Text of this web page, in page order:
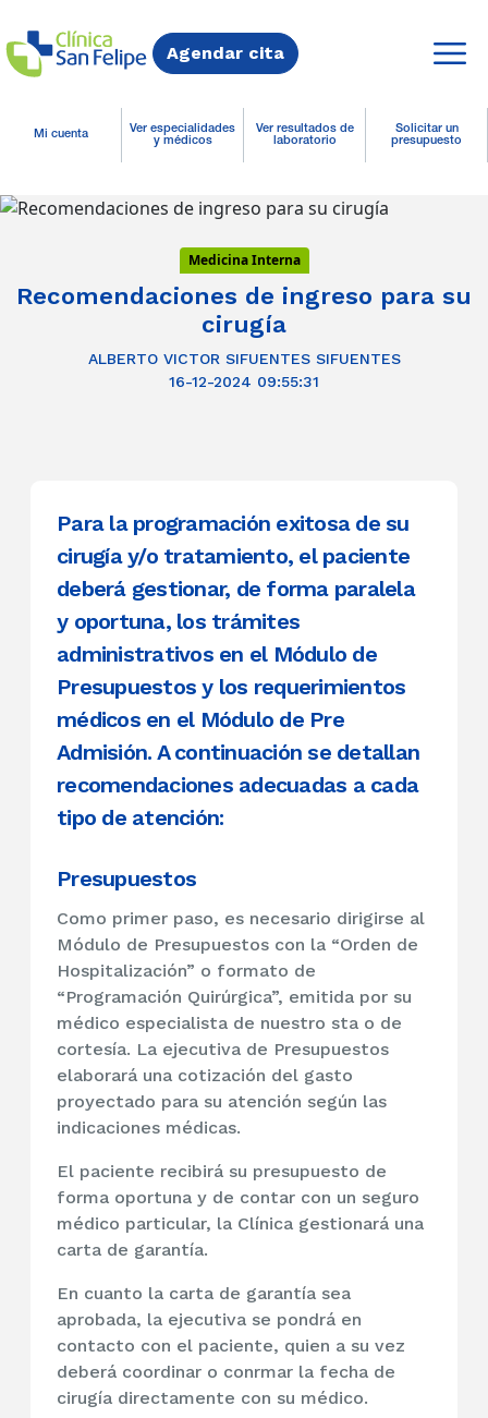
Agendar cita
Mi cuenta
Ver especialidades
y médicos
Ver resultados de
laboratorio
Solicitar un
presupuesto
Medicina Interna
Recomendaciones de ingreso para su
cirugía
ALBERTO VICTOR SIFUENTES SIFUENTES
16-12-2024 09:55:31
Para la programación exitosa de su
cirugía y/o tratamiento, el paciente
deberá gestionar, de forma paralela
y oportuna, los trámites
administrativos en el Módulo de
Presupuestos y los requerimientos
médicos en el Módulo de Pre
Admisión. A continuación se detallan
recomendaciones adecuadas a cada
tipo de atención:
Presupuestos
Como primer paso, es necesario dirigirse al
Módulo de Presupuestos con la “Orden de
Hospitalización” o formato de
“Programación Quirúrgica”, emitida por su
médico especialista de nuestro sta o de
cortesía. La ejecutiva de Presupuestos
elaborará una cotización del gasto
proyectado para su atención según las
indicaciones médicas.
El paciente recibirá su presupuesto de
forma oportuna y de contar con un seguro
médico particular, la Clínica gestionará una
carta de garantía.
En cuanto la carta de garantía sea
aprobada, la ejecutiva se pondrá en
contacto con el paciente, quien a su vez
deberá coordinar o conrmar la fecha de
cirugía directamente con su médico.